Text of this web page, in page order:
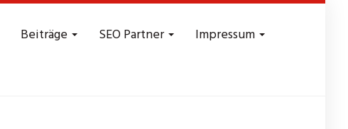
Beiträge SEO Partner Impressum